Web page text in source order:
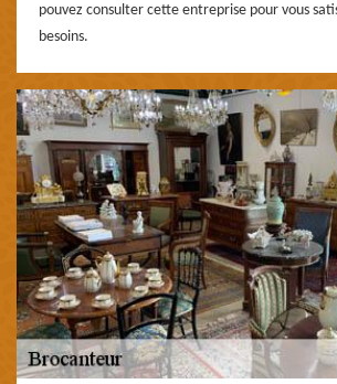
pouvez consulter cette entreprise pour vous
besoins.